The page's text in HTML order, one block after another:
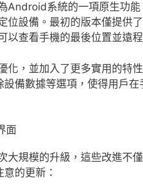
Android系統的一項原生功
設備。最初的版本僅提供
查看手機的最後位置並遠程
化，並加入了更多實用的特
備數據等選項，使得用戶在
面
規模的升級，這些改進不
的更新：